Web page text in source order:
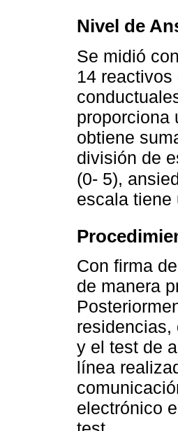
Nivel de
Se midió
14
proporciona
obtiene
división de
(0- 5),
escala tiene
Con firma
de manera
residencias,
y el test de
línea
electrónico